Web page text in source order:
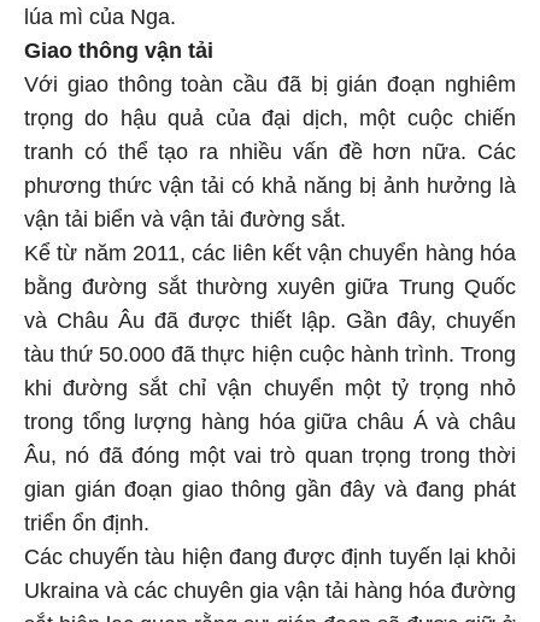
lúa mì của Nga.
Giao thông vận tải
Với giao thông toàn cầu đã bị gián đoạn nghiêm
trọng do hậu quả của đại dịch, một cuộc chiến
tranh có thể tạo ra nhiều vấn đề hơn nữa. Các
phương thức vận tải có khả năng bị ảnh hưởng là
vận tải biển và vận tải đường sắt.
Kể từ năm 2011, các liên kết vận chuyển hàng hóa
bằng đường sắt thường xuyên giữa Trung Quốc
và Châu Âu đã được thiết lập. Gần đây, chuyến
tàu thứ 50.000 đã thực hiện cuộc hành trình. Trong
khi đường sắt chỉ vận chuyển một tỷ trọng nhỏ
trong tổng lượng hàng hóa giữa châu Á và châu
Âu, nó đã đóng một vai trò quan trọng trong thời
gian gián đoạn giao thông gần đây và đang phát
triển ổn định.
Các chuyến tàu hiện đang được định tuyến lại khỏi
Ukraina và các chuyên gia vận tải hàng hóa đường